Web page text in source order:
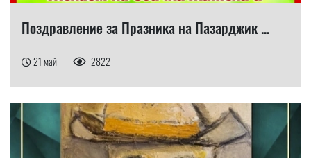
Поздравление за Празника на Пазарджик ...
21 май 2822